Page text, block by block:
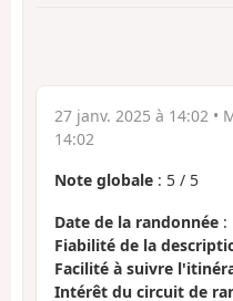
27 janv. 2025 à 14:02 •
14:02
Note globale : 5 / 5
Date de la randonnée :
Fiabilité de la
Facilité à suivre
Intérêt du circuit de